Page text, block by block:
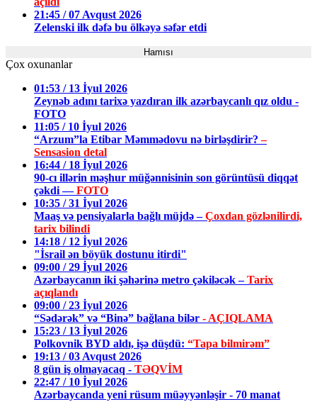
21:45 / 07 Avqust 2026
Zelenski ilk dəfə bu ölkəyə səfər etdi
Hamısı
Çox oxunanlar
01:53 / 13 İyul 2026
Zeynəb adını tarixə yazdıran ilk azərbaycanlı qız oldu -
FOTO
11:05 / 10 İyul 2026
“Arzum”la Etibar Məmmədovu nə birləşdirir?–
Sensasion detal
16:44 / 18 İyul 2026
90-cı illərin məşhur müğənnisinin son görüntüsü diqqət
çəkdi —FOTO
10:35 / 31 İyul 2026
Maaş və pensiyalarla bağlı müjdə –Çoxdan gözlənilirdi,
tarix bilindi
14:18 / 12 İyul 2026
"İsrail ən böyük dostunu itirdi"
09:00 / 29 İyul 2026
Azərbaycanın iki şəhərinə metro çəkiləcək –Tarix
açıqlandı
09:00 / 23 İyul 2026
“Sədərək” və “Binə” bağlana bilər - AÇIQLAMA
15:23 / 13 İyul 2026
Polkovnik BYD aldı, işə düşdü: “Tapa bilmirəm”
19:13 / 03 Avqust 2026
8 gün iş olmayacaq - TƏQVİM
22:47 / 10 İyul 2026
Azərbaycanda yeni rüsum müəyyənləşir - 70 manat